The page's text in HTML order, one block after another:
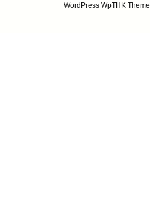
WordPress WpTHK Theme